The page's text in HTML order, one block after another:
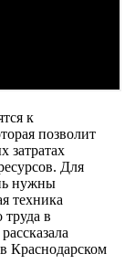
к
позволит
затратах
Для
нужны
техника
в
Краснодарском